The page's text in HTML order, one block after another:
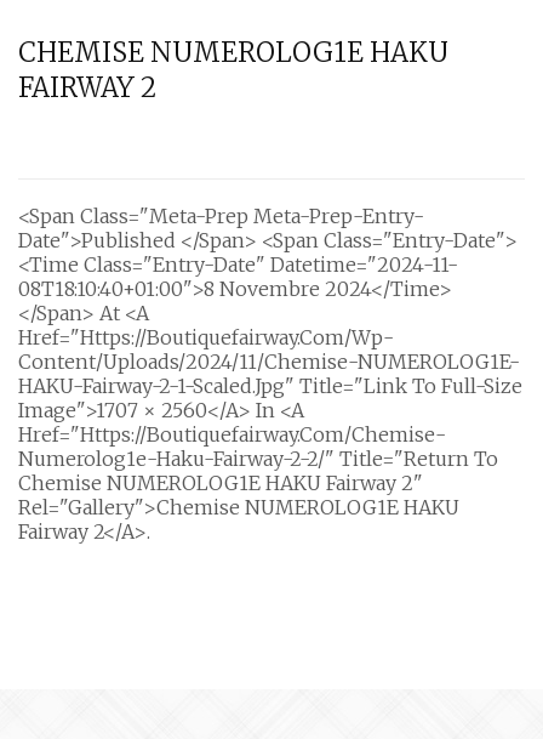
CHEMISE NUMEROLOG1E HAKU
FAIRWAY 2
<span Class="meta-Prep Meta-Prep-Entry-
Date">Published </span> <span Class="entry-Date">
<time Class="entry-Date" Datetime="2024-11-
08T18:10:40+01:00">8 Novembre 2024</time>
</span> At <a
Href="https://boutiquefairway.com/wp-
Content/uploads/2024/11/Chemise-NUMEROLOG1E-
HAKU-Fairway-2-1-Scaled.jpg" Title="Link To Full-Size
Image">1707 × 2560</a> In <a
Href="https://boutiquefairway.com/chemise-
Numerolog1e-Haku-Fairway-2-2/" Title="Return To
Chemise NUMEROLOG1E HAKU Fairway 2"
Rel="gallery">Chemise NUMEROLOG1E HAKU
Fairway 2</a>.